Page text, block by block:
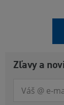
Zľavy a